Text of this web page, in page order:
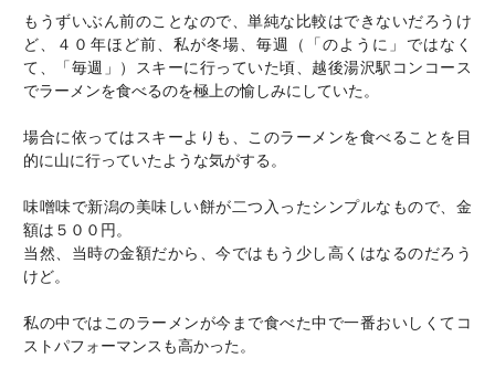
もうずいぶん前のことなので、単純な比較はできないだろうけ
ど、４０年ほど前、私が冬場、毎週（「のように」ではなく
て、「毎週」）スキーに行っていた頃、越後湯沢駅コンコース
でラーメンを食べるのを極上の愉しみにしていた。
場合に依ってはスキーよりも、このラーメンを食べることを目
的に山に行っていたような気がする。
味噌味で新潟の美味しい餅が二つ入ったシンプルなもので、金
額は５００円。
当然、当時の金額だから、今ではもう少し高くはなるのだろう
けど。
私の中ではこのラーメンが今まで食べた中で一番おいしくてコ
ストパフォーマンスも高かった。